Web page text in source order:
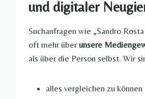
und digitaler
Suchanfragen wie „Sandro
oft mehr über unsere
als über die Person selbst. Wir
alles vergleichen zu können